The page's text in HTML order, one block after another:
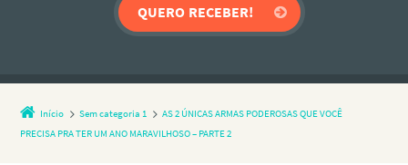
Início Sem categoria 1
AS 2 ÚNICAS ARMAS PODEROSAS QUE VOCÊ
PRECISA PRA TER UM ANO MARAVILHOSO – PARTE 2